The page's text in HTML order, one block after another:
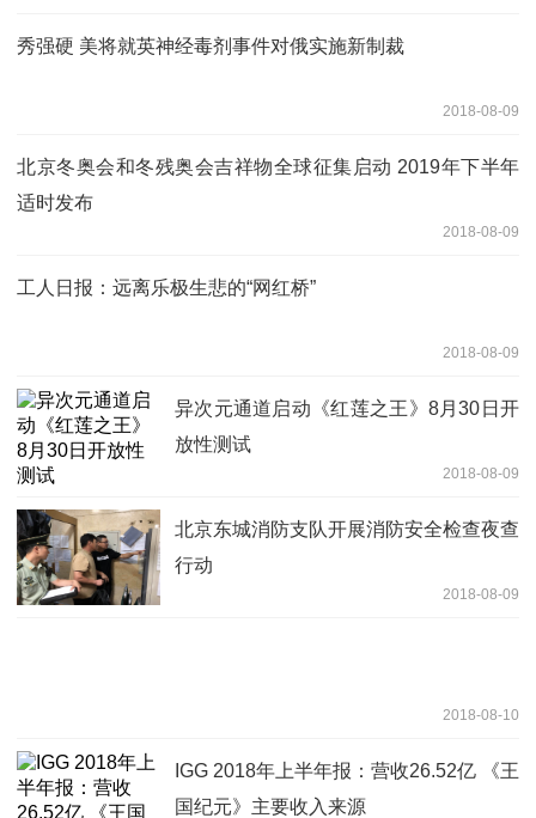
秀强硬 美将就英神经毒剂事件对俄实施新制裁
2018-08-09
北京冬奥会和冬残奥会吉祥物全球征集启动 2019年下半年
适时发布
2018-08-09
工人日报：远离乐极生悲的“网红桥”
2018-08-09
异次元通道启动《红莲之王》8月30日开
放性测试
2018-08-09
北京东城消防支队开展消防安全检查夜查
行动
2018-08-09
2018-08-10
IGG 2018年上半年报：营收26.52亿 《王
国纪元》主要收入来源